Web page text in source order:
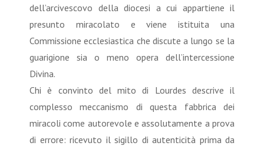
dell’arcivescovo della diocesi a cui appartiene il
presunto miracolato e viene istituita una
Commissione ecclesiastica che discute a lungo se la
guarigione sia o meno opera dell’intercessione
Divina.
Chi è convinto del mito di Lourdes descrive il
complesso meccanismo di questa fabbrica dei
miracoli come autorevole e assolutamente a prova
di errore: ricevuto il sigillo di autenticità prima da